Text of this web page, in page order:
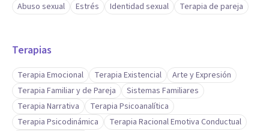
Abuso sexual
Estrés Identidad sexual Terapia de pareja
Terapias
Terapia Emocional Terapia Existencial
Arte y Expresión
Terapia Familiar y de Pareja
Sistemas Familiares
Terapia Narrativa
Terapia Psicoanalítica
Terapia Psicodinámica
Terapia Racional Emotiva Conductual